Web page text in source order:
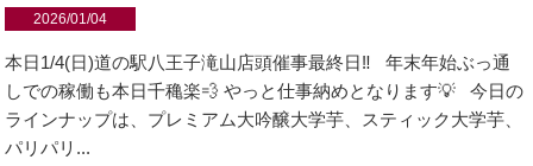
2026/01/04
本日1/4(日)道の駅八王子滝山店頭催事最終日‼️ 年末年始ぶっ通
しでの稼働も本日千穐楽💨 やっと仕事納めとなります💡 今日の
ラインナップは、プレミアム大吟醸大学芋、スティック大学芋、
パリパリ...